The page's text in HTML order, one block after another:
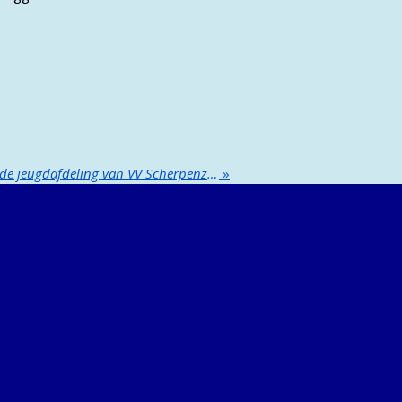
Dè Jaarlijkse startdag voor de jeugdafdeling van VV Scherpenzeel »